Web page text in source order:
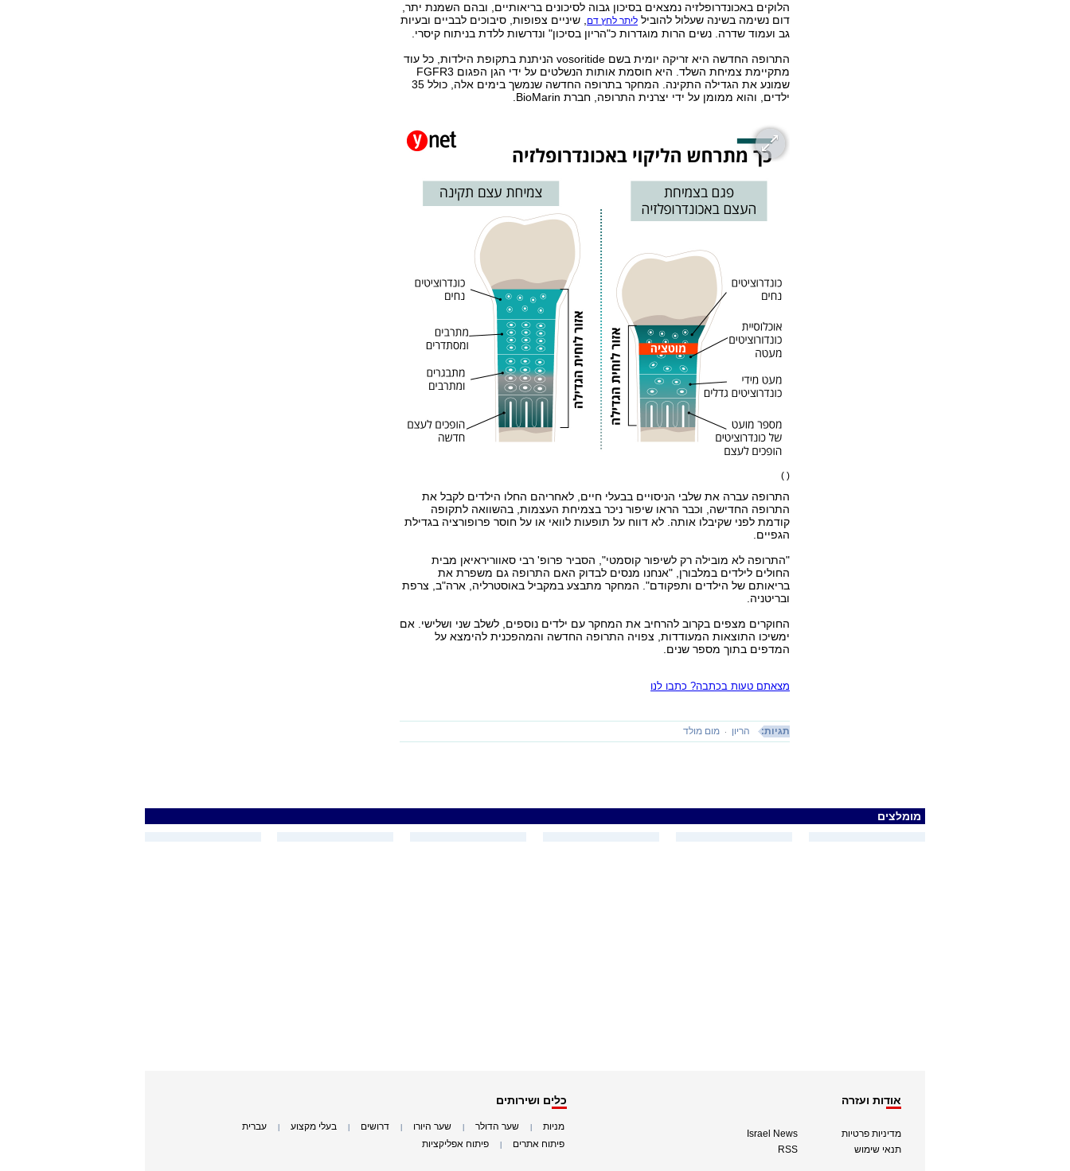
הלוקים באכונדרופלזיה נמצאים בסיכון גבוה לסיכונים בריאותיים, ובהם השמנת יתר,
דום נשימה בשינה שעלול להוביל ליתר לחץ דם
, שיניים צפופות, סיבוכים לבביים ובעיות
גב ועמוד שדרה. נשים הרות מוגדרות כ"הריון בסיכון" ונדרשות ללדת בניתוח קיסרי.
התרופה החדשה היא זריקה יומית בשם vosoritide הניתנת בתקופת הילדות, כל עוד
מתקיימת צמיחת השלד. היא חוסמת אותות הנשלטים על ידי הגן הפגום FGFR3
שמונע את הגדילה התקינה. המחקר בתרופה החדשה שנמשך בימים אלה, כולל 35
ילדים, והוא ממומן על ידי יצרנית התרופה, חברת BioMarin.
( )
התרופה עברה את שלבי הניסויים בבעלי חיים, לאחריהם החלו הילדים לקבל את
התרופה החדישה, וכבר הראו שיפור ניכר בצמיחת העצמות, בהשוואה לתקופה
קודמת לפני שקיבלו אותה. לא דווח על תופעות לוואי או על חוסר פרופורציה בגדילת
הגפיים.
"התרופה לא מובילה רק לשיפור קוסמטי", הסביר פרופ' רבי סאווריראיאן מבית
החולים לילדים במלבורן, "אנחנו מנסים לבדוק האם התרופה גם משפרת את
בריאותם של הילדים ותפקודם". המחקר מתבצע במקביל באוסטרליה, ארה"ב, צרפת
ובריטניה.
החוקרים מצפים בקרוב להרחיב את המחקר עם ילדים נוספים, לשלב שני ושלישי. אם
ימשיכו התוצאות המעודדות, צפויה התרופה החדשה והמהפכנית להימצא על
המדפים בתוך מספר שנים.
מצאתם טעות בכתבה? כתבו לנו
תגיות: הריון מום מולד
מומלצים
אודות ועזרה
מדיניות פרטיות
תנאי שימוש
Israel News
RSS
כלים ושירותים
מניות שער הדולר שער היורו דרושים בעלי מקצוע עברית
פיתוח אתרים פיתוח אפליקציות